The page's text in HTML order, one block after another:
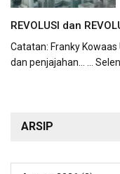
REVOLUSI dan
Catatan: Franky
dan penjajahan...
...
ARSIP